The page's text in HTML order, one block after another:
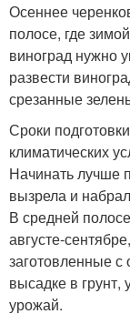
Осеннее
полосе, где
виноград нужно
развести
срезанные
Сроки
климатических
Начинать лучше
вызрела и
В средней
августе-
заготовленные с
высадке в
урожай.